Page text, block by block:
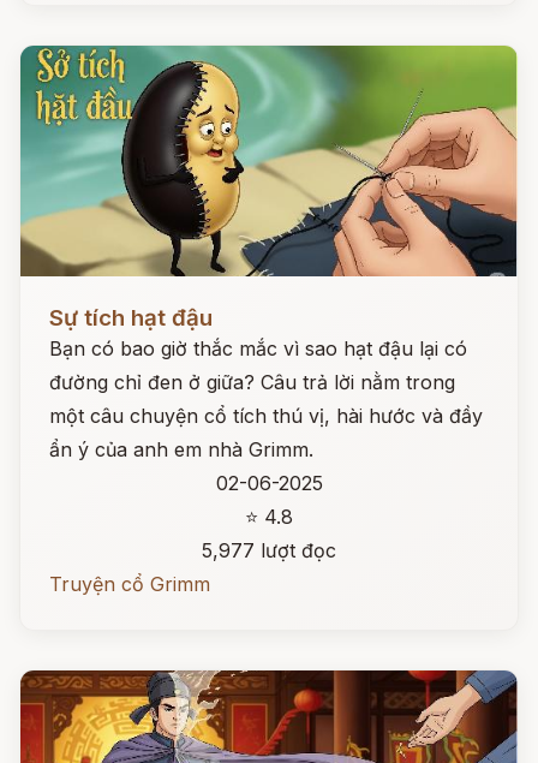
Sự tích hạt đậu
Bạn có bao giờ thắc mắc vì sao hạt đậu lại có
đường chỉ đen ở giữa? Câu trả lời nằm trong
một câu chuyện cổ tích thú vị, hài hước và đầy
ẩn ý của anh em nhà Grimm.
02-06-2025
⭐ 4.8
5,977 lượt đọc
Truyện cổ Grimm